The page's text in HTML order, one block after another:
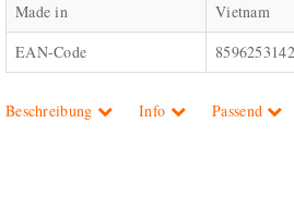
Made in
Vietnam
EAN-Code
Beschreibung Info Passend